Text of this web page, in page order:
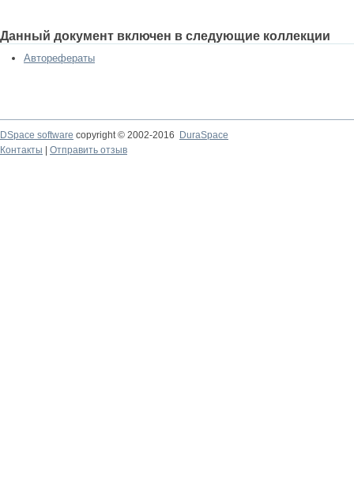
Данный документ включен в следующие коллекции
Авторефераты
DSpace software copyright © 2002-2016
DuraSpace
Контакты
Отправить отзыв